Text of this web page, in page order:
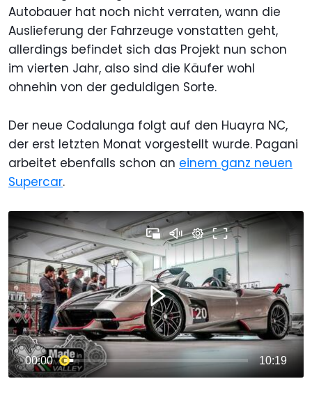
Autobauer hat noch nicht verraten, wann die
Auslieferung der Fahrzeuge vonstatten geht,
allerdings befindet sich das Projekt nun schon
im vierten Jahr, also sind die Käufer wohl
ohnehin von der geduldigen Sorte.
Der neue Codalunga folgt auf den Huayra NC,
der erst letzten Monat vorgestellt wurde. Pagani
arbeitet ebenfalls schon an einem ganz neuen
Supercar.